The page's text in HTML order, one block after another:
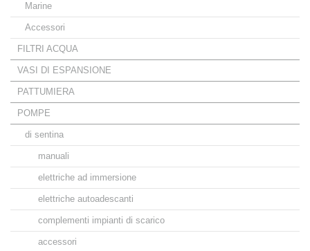
Marine
Accessori
FILTRI ACQUA
VASI DI ESPANSIONE
PATTUMIERA
POMPE
di sentina
manuali
elettriche ad immersione
elettriche autoadescanti
complementi impianti di scarico
accessori